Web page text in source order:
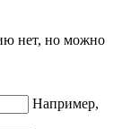
нет, но можно
Например,